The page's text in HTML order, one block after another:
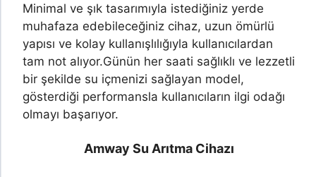
Minimal ve şık tasarımıyla istediğiniz yerde
muhafaza edebileceğiniz cihaz, uzun ömürlü
yapısı ve kolay kullanışlılığıyla kullanıcılardan
tam not alıyor.Günün her saati sağlıklı ve lezzetli
bir şekilde su içmenizi sağlayan model,
gösterdiği performansla kullanıcıların ilgi odağı
olmayı başarıyor.
Amway Su Arıtma Cihazı